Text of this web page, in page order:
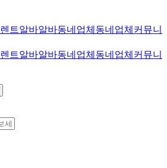
렌트알바알바동네업체 동네업체 커뮤니
렌트알바알바동네업체 동네업체 커뮤니